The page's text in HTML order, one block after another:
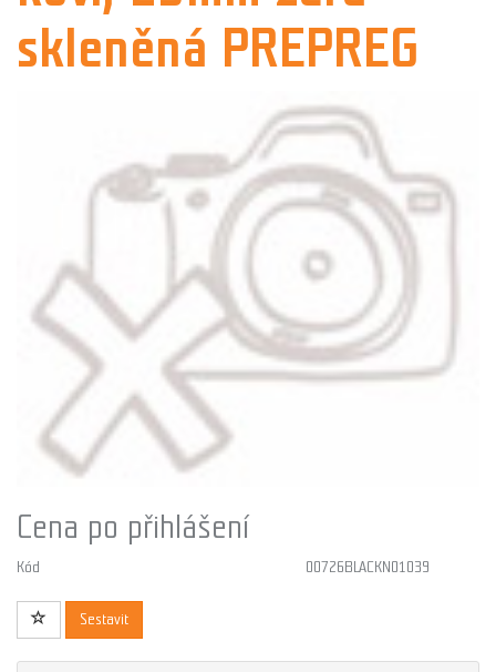
skleněná PREPREG
Cena po přihlášení
Kód 00726BLACKN01039
Sestavit